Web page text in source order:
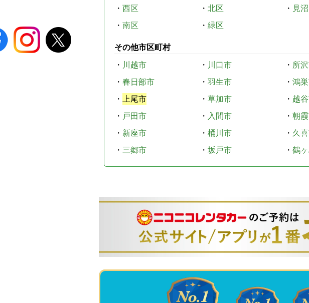
・ 西区 ・ 北区 ・ 見
・ 南区 ・ 緑区
その他市区町村
・ 川越市 ・ 川口市 ・ 所
・ 春日部市 ・ 羽生市 ・ 鴻
・
上尾市 ・ 草加市 ・ 越
・ 戸田市 ・ 入間市 ・ 朝
・ 新座市 ・ 桶川市 ・ 久
・ 三郷市 ・ 坂戸市 ・ 鶴